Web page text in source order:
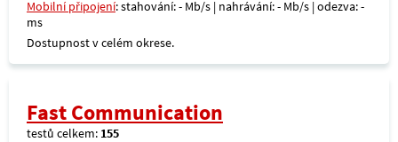
Mobilní připojení: stahování: - Mb/s | nahrávání: - Mb/s | odezva: -
ms
Dostupnost v celém okrese.
Fast Communication
testů celkem: 155